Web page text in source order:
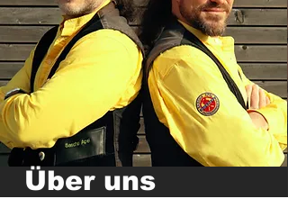
Über uns